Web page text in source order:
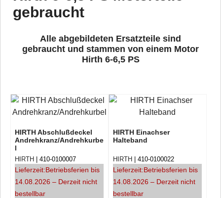
gebraucht
Alle abgebildeten Ersatzteile sind
gebraucht und stammen von einem Motor
Hirth 6-6,5 PS
HIRTH Abschlußdeckel
Andrehkranz/Andrehkurbe
l
HIRTH 410-0100007
Lieferzeit:Betriebsferien bis
14.08.2026 – Derzeit nicht
bestellbar
HIRTH Einachser
Halteband
HIRTH 410-0100022
Lieferzeit:Betriebsferien bis
14.08.2026 – Derzeit nicht
bestellbar